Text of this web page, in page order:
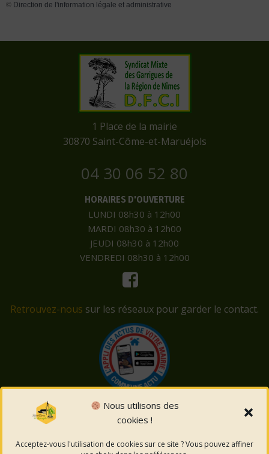
Nous utilisons des
cookies !
Acceptez-vous l'utilisation de cookies sur ce site ? Vous pouvez affiner
© Direction de l'information légale et administrative
​1 Place de la mairie
​30870 Saint-Côme-et-Maruéjols
04 30 06 52 80
HORAIRES D'OUVERTURE
LUNDI 08h30 à 12h00
MARDI 08h30 à 12h00
JEUDI 08h30 à 12h00
VENDREDI 08h30 à 12h00
Retrouvez-nous sur les réseaux pour garder le contact.
© 2026 Saint-Côme-et-Maruéjols. Un service proposé